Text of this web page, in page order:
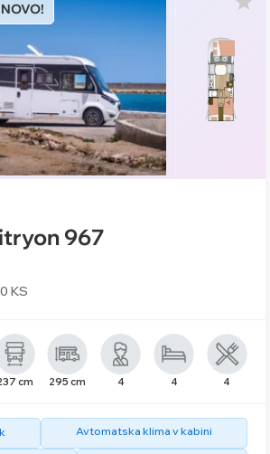
NOVO!
967
KS
cm 295 cm 4 4 4
Avtomatska klima v kabini